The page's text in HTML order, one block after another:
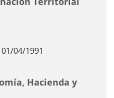
04/1991
Hacienda y